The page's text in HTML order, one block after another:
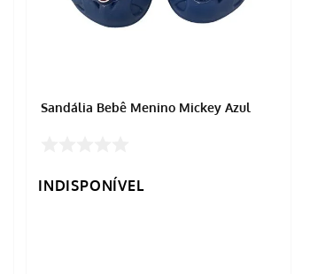
Sandália Bebê Menino Mickey Azul
INDISPONÍVEL